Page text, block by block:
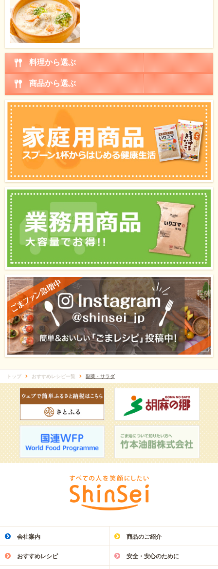
料理から選ぶ
商品から選ぶ
トップ おすすめレシピ一覧 副菜・サラダ
会社案内 商品のご紹介
おすすめレシピ 安全・安心のために